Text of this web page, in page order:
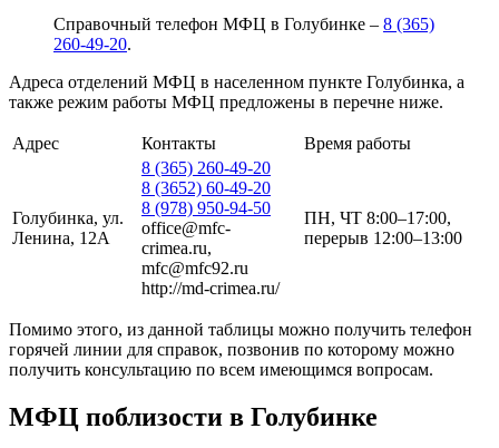
Справочный телефон МФЦ в Голубинке – 8 (365)
260-49-20.
Адреса отделений МФЦ в населенном пункте Голубинка, а
также режим работы МФЦ предложены в перечне ниже.
Адрес Контакты Время работы
Голубинка, ул.
Ленина, 12А
8 (365) 260-49-20
8 (3652) 60-49-20
8 (978) 950-94-50
office@mfc-
crimea.ru,
mfc@mfc92.ru
http://md-crimea.ru/
ПН, ЧТ 8:00–17:00,
перерыв 12:00–13:00
Помимо этого, из данной таблицы можно получить телефон
горячей линии для справок, позвонив по которому можно
получить консультацию по всем имеющимся вопросам.
МФЦ поблизости в Голубинке